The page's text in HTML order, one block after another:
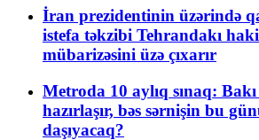
İran prezidentinin üzərində
istefa təkzibi Tehrandakı
mübarizəsini üzə çıxarır
Metroda 10 aylıq sınaq: Bakı
hazırlaşır, bəs sərnişin bu
daşıyacaq?